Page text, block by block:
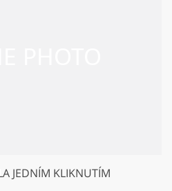
JEDNÍM KLIKNUTÍM